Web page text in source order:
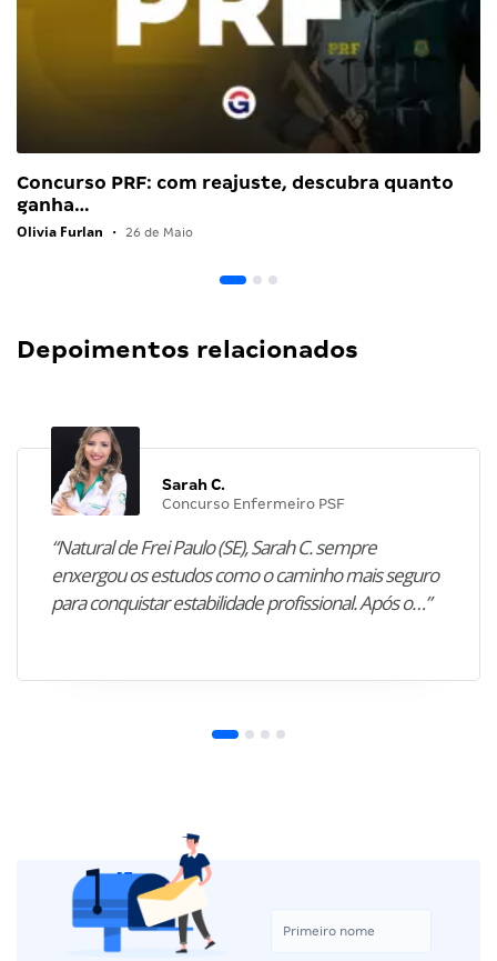
Concurso PRF: com reajuste, descubra quanto
ganha…
Olivia Furlan • 26 de Maio
Depoimentos relacionados
Sarah C.
Concurso Enfermeiro PSF
“Natural de Frei Paulo (SE), Sarah C. sempre
enxergou os estudos como o caminho mais seguro
para conquistar estabilidade profissional. Após o…”